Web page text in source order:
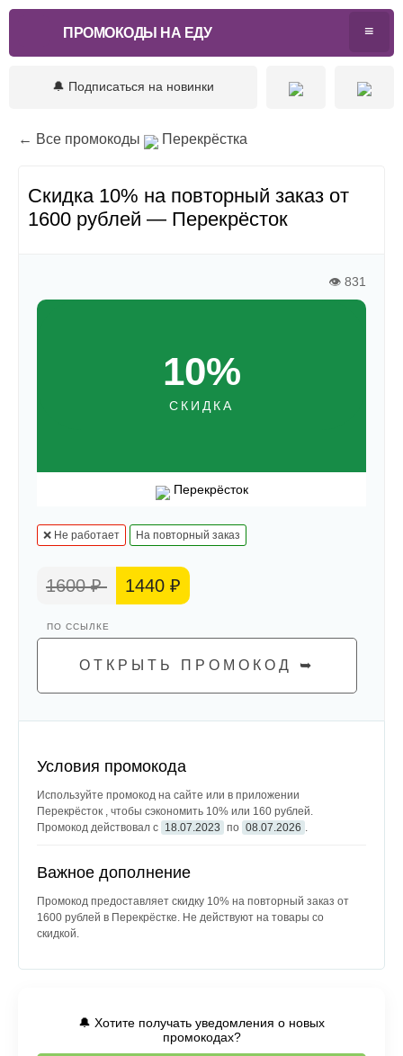
ПРОМОКОДЫ НА ЕДУ
🔔 Подписаться на новинки
← Все промокоды Перекрёстка
Скидка 10% на повторный заказ от
1600 рублей — Перекрёсток
👁 831
10%
СКИДКА
Перекрёсток
❌ Не работает На повторный заказ
1600 ₽ 1440 ₽
ОТКРЫТЬ ПРОМОКОД ➥
Условия промокода
Используйте промокод на сайте или в приложении
Перекрёсток , чтобы сэкономить 10% или 160 рублей.
Промокод действовал с 18.07.2023 по 08.07.2026 .
Важное дополнение
Промокод предоставляет скидку 10% на повторный заказ от
1600 рублей в Перекрёстке. Не действуют на товары со
скидкой.
🔔 Хотите получать уведомления о новых
промокодах?